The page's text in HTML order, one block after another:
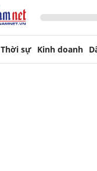
Thời sự Kinh doanh